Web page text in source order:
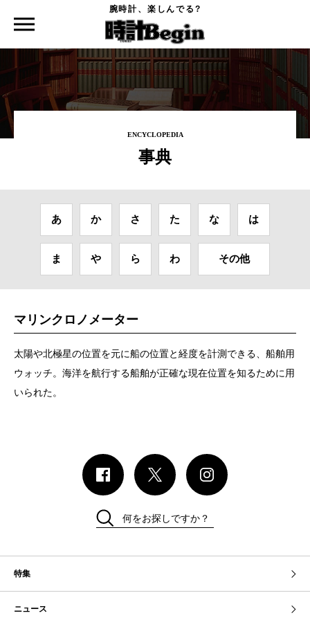
腕時計、楽しんでる?
マリンクロノメーター
ENCYCLOPEDIA
事典
あ か さ た な は
ま や ら わ その他
マリンクロノメーター
太陽や北極星の位置を元に船の位置と経度を計測できる、船舶用
ウォッチ。海洋を航行する船舶が正確な現在位置を知るために用
いられた。
特集
ニュース
何をお探しですか？